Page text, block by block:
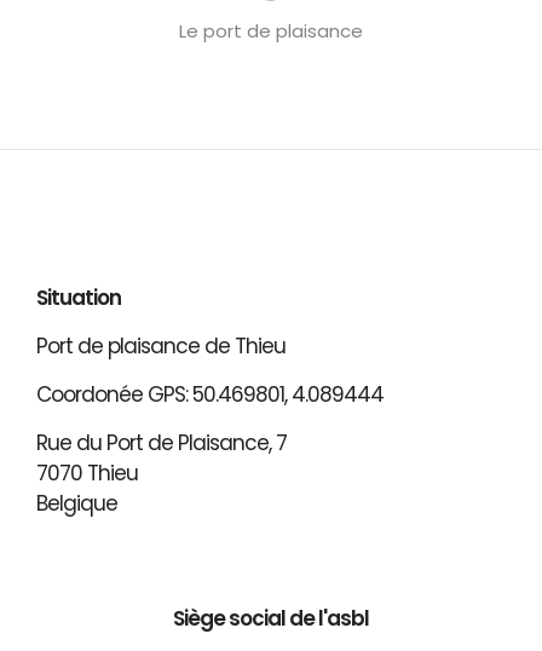
Le port de plaisance
Situation
Port de plaisance de Thieu
Coordonée GPS: 50.469801, 4.089444
Rue du Port de Plaisance, 7
7070 Thieu
Belgique
Siège social de l'asbl